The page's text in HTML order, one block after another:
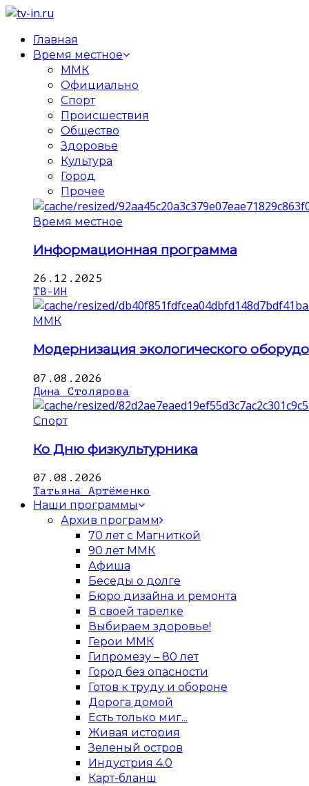
Главная
Время местное
ММК
Официально
Спорт
Происшествия
Общество
Здоровье
Культура
Город
Прочее
Время местное
Информационная программа
26.12.2025
ТВ-ИН
ММК
Модернизация экологического
07.08.2026
Дина Столярова
Спорт
Ко Дню физкультурника
07.08.2026
Татьяна Артёменко
Наши программы
Архив программ
70 лет с Магниткой
90 лет ММК
Афиша
Беседы о долге
Бюро дизайна и ремонта
В своей тарелке
Выбираем здоровье!
Герои ММК
Гипромезу – 80 лет
Город без опасности
Готов к труду и обороне
Дорога домой
Есть только миг...
Живая история
Зеленый остров
Индустрия 4.0
Карт-бланш